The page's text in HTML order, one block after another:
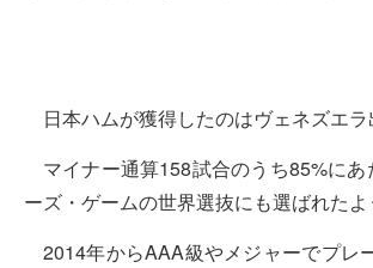
日本ハムが獲得したのはヴェネズエ
マイナー通算158試合のうち85%に
ーズ・ゲームの世界選抜にも選ばれた
2014年からAAA級やメジャーでプレ